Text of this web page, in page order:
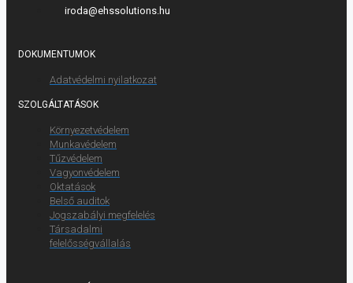
iroda@ehssolutions.hu
DOKUMENTUMOK
Adatvédelmi nyilatkozat
SZOLGÁLTATÁSOK
Környezetvédelem
Munkavédelem
Tűzvédelem
Vagyonvédelem
Oktatások
Belső auditok
Jogszabályi megfelelés
Társadalmi
felelősségvállalás